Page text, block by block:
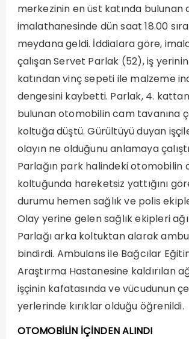
merkezinin en üst katında bulunan
imalathanesinde dün saat 18.00
meydana geldi. İddialara göre,
çalışan Servet Parlak (52), iş
katından vinç sepeti ile malzeme
dengesini kaybetti. Parlak, 4.
bulunan otomobilin cam tavanına
koltuğa düştü. Gürültüyü duyan
olayın ne olduğunu anlamaya
Parlağın park halindeki otomobilin
koltuğunda hareketsiz yattığını
durumu hemen sağlık ve polis
Olay yerine gelen sağlık ekipleri
Parlağı arka koltuktan alarak
bindirdi. Ambulans ile Bağcılar
Araştırma Hastanesine kaldırılan
işçinin kafatasında ve vücudunun
yerlerinde kırıklar olduğu öğrenildi.
OTOMOBİLİN İÇİNDEN ALINDI